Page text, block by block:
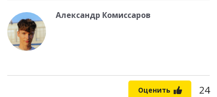
Александр Комиссаров
Оценить 24